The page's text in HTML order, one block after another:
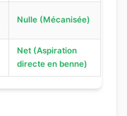
Nulle (Mécanisée)
Net (Aspiration
directe en benne)